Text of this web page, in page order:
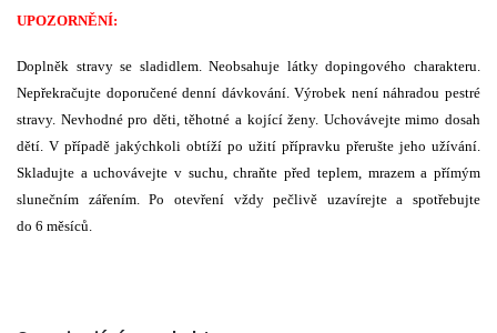
UPOZORNĚNÍ:
Doplněk stravy se sladidlem. Neobsahuje látky dopingového charakteru.
Nepřekračujte doporučené denní dávkování. Výrobek není náhradou pestré
stravy. Nevhodné pro děti, těhotné a kojící ženy. Uchovávejte mimo dosah
dětí. V případě jakýchkoli obtíží po užití přípravku přerušte jeho užívání.
Skladujte a uchovávejte v suchu, chraňte před teplem, mrazem a přímým
slunečním zářením. Po otevření vždy pečlivě uzavírejte a spotřebujte
do 6 měsíců.